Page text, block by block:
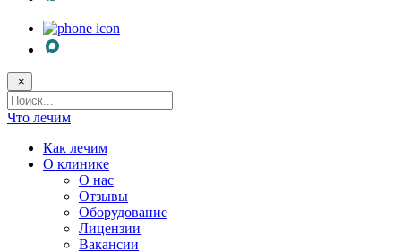
×
Поисковый
запрос
Что лечим
Как лечим
О клинике
О нас
Отзывы
Оборудование
Лицензии
Вакансии